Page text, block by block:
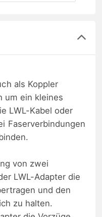
als Koppler
um ein kleines
LWL-Kabel oder
Faserverbindungen
von zwei
LWL-Adapter die
und den
zu halten.